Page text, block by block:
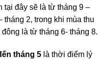
tại đây sẽ là từ tháng 9 –
tháng 2, trong khi mùa thu
là từ tháng 6- tháng 8.
tháng 5 là thời điểm lý